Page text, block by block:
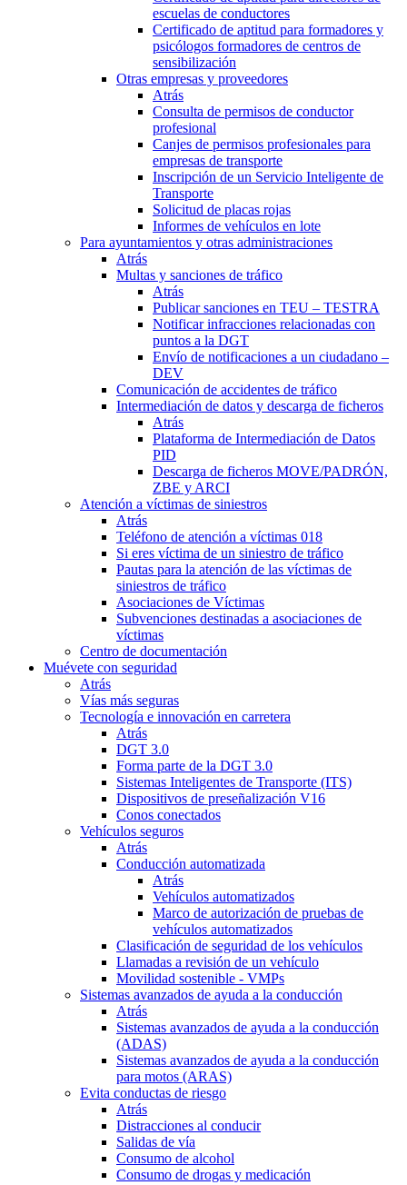
escuelas de conductores
Certificado de aptitud para formadores y
psicólogos formadores de centros de
sensibilización
Otras empresas y proveedores
Atrás
Consulta de permisos de conductor
profesional
Canjes de permisos profesionales para
empresas de transporte
Inscripción de un Servicio Inteligente de
Transporte
Solicitud de placas rojas
Informes de vehículos en lote
Para ayuntamientos y otras administraciones
Atrás
Multas y sanciones de tráfico
Atrás
Publicar sanciones en TEU – TESTRA
Notificar infracciones relacionadas con
puntos a la DGT
Envío de notificaciones a un ciudadano –
DEV
Comunicación de accidentes de tráfico
Intermediación de datos y descarga de ficheros
Atrás
Plataforma de Intermediación de Datos
PID
Descarga de ficheros MOVE/PADRÓN,
ZBE y ARCI
Atención a víctimas de siniestros
Atrás
Teléfono de atención a víctimas 018
Si eres víctima de un siniestro de tráfico
Pautas para la atención de las víctimas de
siniestros de tráfico
Asociaciones de Víctimas
Subvenciones destinadas a asociaciones de
víctimas
Centro de documentación
Muévete con seguridad
Atrás
Vías más seguras
Tecnología e innovación en carretera
Atrás
DGT 3.0
Forma parte de la DGT 3.0
Sistemas Inteligentes de Transporte (ITS)
Dispositivos de preseñalización V16
Conos conectados
Vehículos seguros
Atrás
Conducción automatizada
Atrás
Vehículos automatizados
Marco de autorización de pruebas de
vehículos automatizados
Clasificación de seguridad de los vehículos
Llamadas a revisión de un vehículo
Movilidad sostenible - VMPs
Sistemas avanzados de ayuda a la conducción
Atrás
Sistemas avanzados de ayuda a la conducción
(ADAS)
Sistemas avanzados de ayuda a la conducción
para motos (ARAS)
Evita conductas de riesgo
Atrás
Distracciones al conducir
Salidas de vía
Consumo de alcohol
Consumo de drogas y medicación